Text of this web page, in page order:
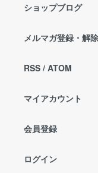
ショップブログ
メルマガ登録・解除
RSS / ATOM
マイアカウント
会員登録
ログイン